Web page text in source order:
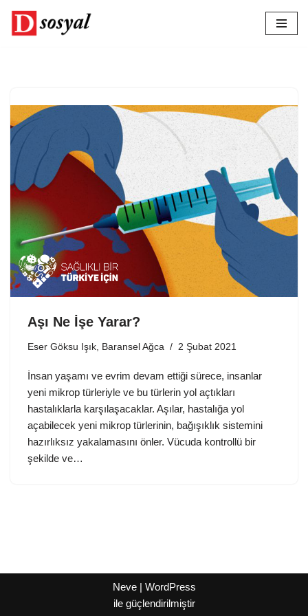
İçeriğe
Aşı Ne İşe Yarar?
Eser Göksu Işık, Baransel Ağca 2 Şubat 2021
İnsan yaşamı ve evrim devam ettiği sürece, insanlar
yeni mikrop türleriyle ve bu türlerin yol açtıkları
hastalıklarla karşılaşacaklar. Aşılar, hastalığa yol
açabilecek yeni mikrop türlerinin, bağışıklık sistemini
hazırlıksız yakalamasını önler. Vücuda kontrollü bir
şekilde ve…
Neve| WordPress
ile güçlendirilmiştir